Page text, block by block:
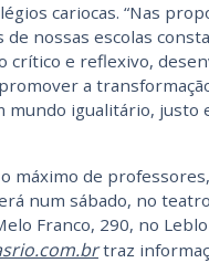
cariocas. “Nas
de nossas escolas
crítico e reflexivo,
a
mundo igualitário, justo
máximo de
num sábado, no
Franco, 290, no
traz